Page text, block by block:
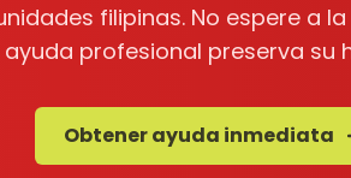
filipinas. No espere a
profesional preserva su
Obtener ayuda inmediata